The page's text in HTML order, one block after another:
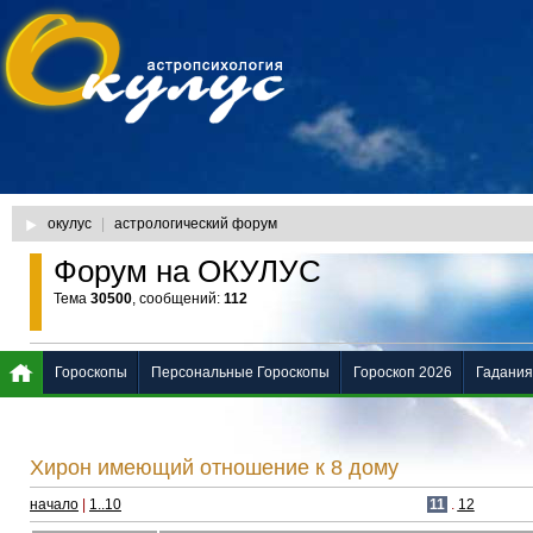
окулус астрологический форум
Форум на ОКУЛУС
Тема 30500, сообщений: 112
Хирон имеющий отношение к 8 дому
начало 1..10 11 . 12
Гороскопы Персональные Гороскопы Гороскоп 2026 Гадания